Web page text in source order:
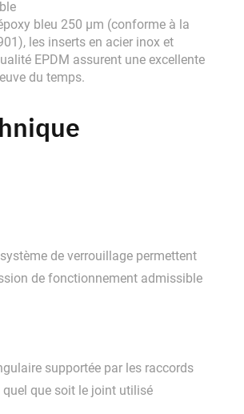
bleu 250 μm (conforme à la
les inserts en acier inox et
EPDM assurent une excellente
du temps.
de verrouillage permettent
de fonctionnement admissible
supportée par les raccords
quel que soit le joint utilisé